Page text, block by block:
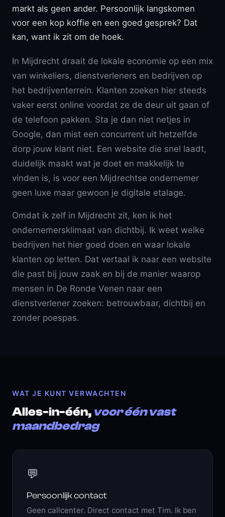
markt als geen ander. Persoonlijk langskomen
voor een kop koffie en een goed gesprek? Dat
kan, want ik zit om de hoek.
In Mijdrecht draait de lokale economie op een mix
van winkeliers, dienstverleners en bedrijven op
het bedrijventerrein. Klanten zoeken hier steeds
vaker eerst online voordat ze de deur uit gaan of
de telefoon pakken. Sta je dan niet netjes in
Google, dan mist een concurrent uit hetzelfde
dorp jouw klant niet. Een website die snel laadt,
duidelijk maakt wat je doet en makkelijk te
vinden is, is voor een Mijdrechtse ondernemer
geen luxe maar gewoon je digitale etalage.
Omdat ik zelf in Mijdrecht zit, ken ik het
ondernemersklimaat van dichtbij. Ik weet welke
bedrijven het hier goed doen en waar lokale
klanten op letten. Dat vertaal ik naar een website
die past bij jouw zaak en bij de manier waarop
mensen in De Ronde Venen naar een
dienstverlener zoeken: betrouwbaar, dichtbij en
zonder poespas.
WAT JE KUNT VERWACHTEN
Alles-in-één, voor één vast
maandbedrag
💬
Persoonlijk contact
Geen callcenter. Direct contact met Tim. Ik ben